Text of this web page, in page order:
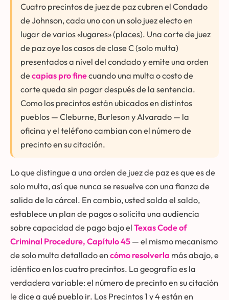
Cuatro precintos de juez de paz cubren el Condado
de Johnson, cada uno con un solo juez electo en
lugar de varios «lugares» (places). Una corte de juez
de paz oye los casos de clase C (solo multa)
presentados a nivel del condado y emite una orden
decapias pro finecuando una multa o costo de
corte queda sin pagar después de la sentencia.
Como los precintos están ubicados en distintos
pueblos — Cleburne, Burleson y Alvarado — la
oficina y el teléfono cambian con el número de
precinto en su citación.
Lo que distingue a una orden de juez de paz es que es de
solo multa, así que nunca se resuelve con una fianza de
salida de la cárcel. En cambio, usted salda el saldo,
establece un plan de pagos o solicita una audiencia
sobre capacidad de pago bajo el Texas Code of
Criminal Procedure, Capítulo 45 — el mismo mecanismo
de solo multa detallado en cómo resolverla más abajo, e
idéntico en los cuatro precintos. La geografía es la
verdadera variable: el número de precinto en su citación
le dice a qué pueblo ir. Los Precintos 1 y 4 están en